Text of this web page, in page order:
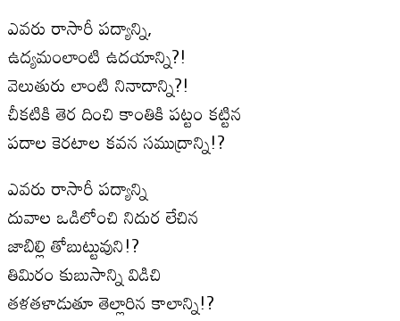
ఎవరు రాసారీ పద్యాన్ని,
ఉద్యమంలాంటి ఉదయాన్ని?!
వెలుతురు లాంటి నినాదాన్ని?!
చీకటికి తెర దించి కాంతికి పట్టం కట్టిన
పదాల కెరటాల కవన సముద్రాన్ని!?
ఎవరు రాసారీ పద్యాన్ని
దువాల ఒడిలోంచి నిదుర లేచిన
జాబిల్లి తోబుట్టువుని!?
తిమిరం కుబుసాన్ని విడిచి
తళతళాడుతూ తెల్లారిన కాలాన్ని!?